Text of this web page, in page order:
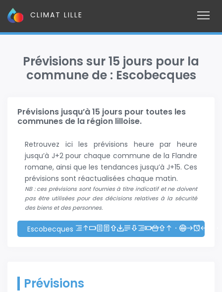
CLIMAT LILLE
Prévisions sur 15 jours pour la
commune de : Escobecques
Prévisions jusqu’à 15 jours pour toutes les
communes de la région lilloise.
Retrouvez ici les prévisions heure par heure
jusqu’à J+2 pour chaque commune de la Flandre
romane, ainsi que les tendances jusqu’à J+15. Ces
prévisions sont réactualisées chaque matin.
NB : ces prévisions sont fournies à titre indicatif et ne doivent
pas être utilisées pour des décisions relatives à la sécurité
des biens et des personnes.
Escobecques
Prévisions